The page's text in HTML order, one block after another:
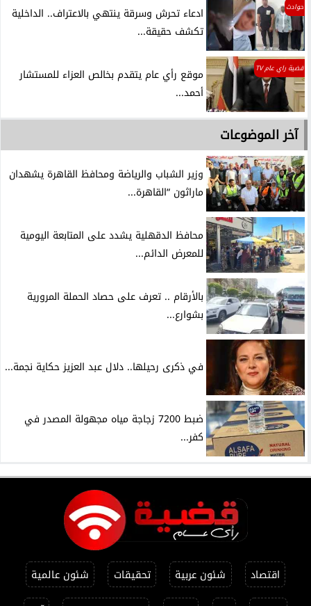
حوادث
ادعاء تحرش وسرقة ينتهي بالاعتراف.. الداخلية
تكشف حقيقة...
قضية راي عام TV
موقع رأي عام يتقدم بخالص العزاء للمستشار
أحمد...
آخر الموضوعات
وزير الشباب والرياضة ومحافظ القاهرة يشهدان
ماراثون “القاهرة...
محافظ الدقهلية يشدد على المتابعة اليومية
للمعرض الدائم...
بالأرقام .. تعرف على حصاد الحملة المرورية
بشوارع...
في ذكرى رحيلها.. دلال عبد العزيز حكاية نجمة...
ضبط 7200 زجاجة مياه مجهولة المصدر في
كفر...
اقتصاد شئون عربية تحقيقات
شئون عالمية